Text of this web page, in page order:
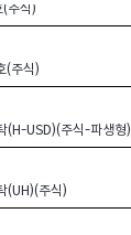
주식)
(주식)
(H-USD)(주식-파생형)
(UH)(주식)